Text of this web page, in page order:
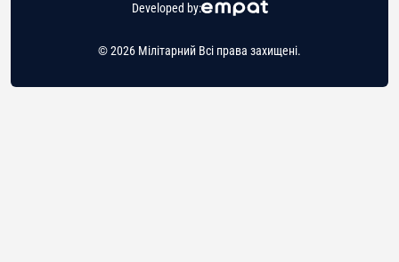
© 2026 Мілітарний Всі права захищені.
Developed by: